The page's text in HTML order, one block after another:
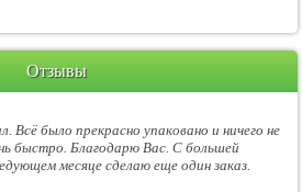
Отзывы
Всё было прекрасно упаковано и ничего не
быстро. Благодарю Вас. С большей
месяце сделаю еще один заказ.